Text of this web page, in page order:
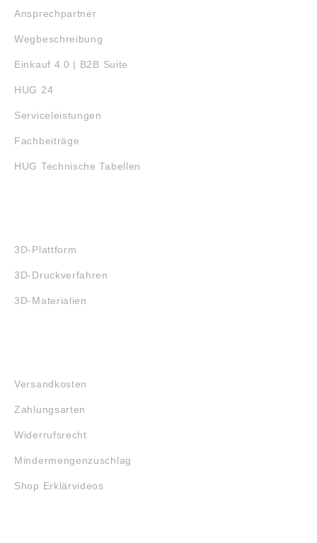
Ansprechpartner
Wegbeschreibung
Einkauf 4.0 | B2B Suite
HUG 24
Serviceleistungen
Fachbeiträge
HUG Technische Tabellen
3D-Plattform
3D-Druckverfahren
3D-Materialien
Versandkosten
Zahlungsarten
Widerrufsrecht
Mindermengenzuschlag
Shop Erklärvideos